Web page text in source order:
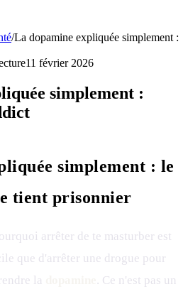
/La dopamine expliquée simplement :
11 février 2026
simplement :
simplement : le
tient prisonnier
arrêter de te masturber est
que d'arrêter une drogue pour
la
. Ce n'est pas un